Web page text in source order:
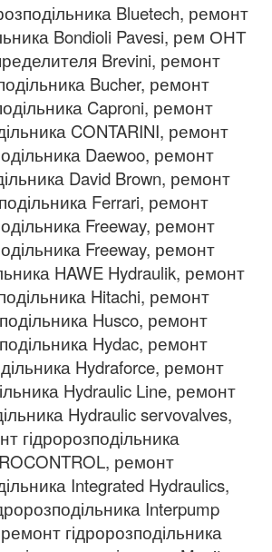
Bluetech, ремонт
Bondioli Pavesi, рем ОНТ
Brevini, ремонт
Bucher, ремонт
Caproni, ремонт
CONTARINI, ремонт
Daewoo, ремонт
David Brown, ремонт
Ferrari, ремонт
Freeway, ремонт
Freeway, ремонт
HAWE Hydraulik, ремонт
Hitachi, ремонт
Husco, ремонт
Hydac, ремонт
Hydraforce, ремонт
Hydraulic Line, ремонт
Hydraulic servovalves,
гідророзподільника
ремонт
Integrated Hydraulics,
Interpump
гідророзподільника